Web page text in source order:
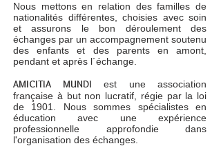
Nous mettons en relation des familles de
nationalités différentes, choisies avec soin
et assurons le bon déroulement des
échanges par un accompagnement soutenu
des enfants et des parents en amont,
pendant et après l´échange.
AMICITIA MUNDI est une association
française à but non lucratif, régie par la loi
de 1901. Nous sommes spécialistes en
éducation avec une expérience
professionnelle approfondie dans
l'organisation des échanges.